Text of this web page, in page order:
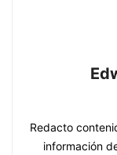
Redacto
información